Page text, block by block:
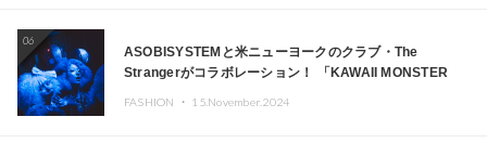
06
ASOBISYSTEMと米ニューヨークのクラブ・The
Strangerがコラボレーション！ 「KAWAII MONSTER
FASHION ・ 15.November.2024